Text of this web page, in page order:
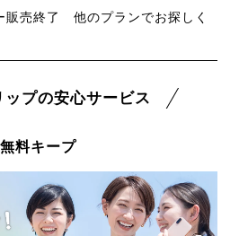
販売終了 他のプランでお探しく
ップの安心サービス
料キープ